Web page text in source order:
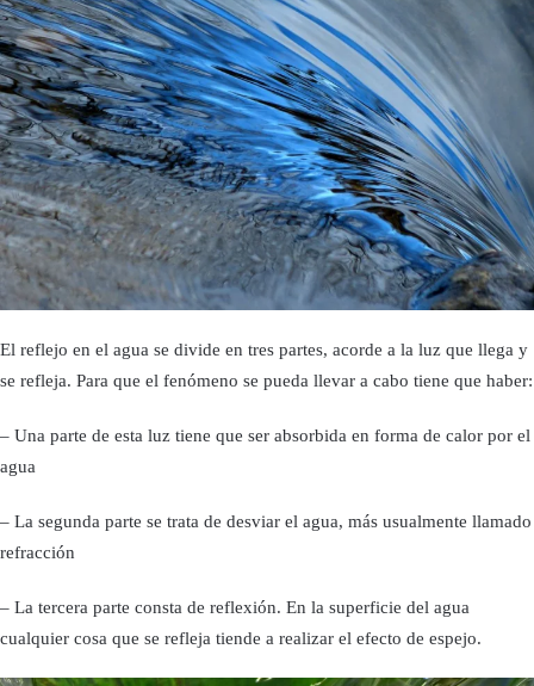
El reflejo en el agua se divide en tres partes, acorde a la luz que llega y
se refleja. Para que el fenómeno se pueda llevar a cabo tiene que haber:
– Una parte de esta luz tiene que ser absorbida en forma de calor por el
agua
– La segunda parte se trata de desviar el agua, más usualmente llamado
refracción
– La tercera parte consta de reflexión. En la superficie del agua
cualquier cosa que se refleja tiende a realizar el efecto de espejo.